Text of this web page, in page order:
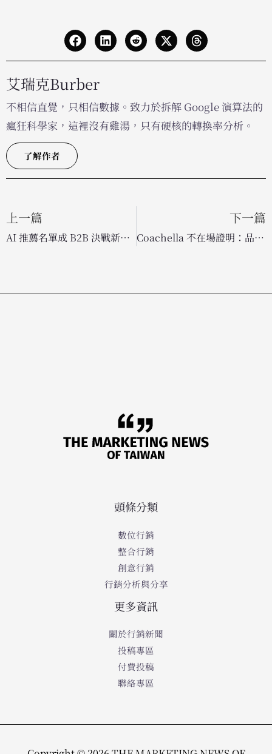
艾瑞克Burber
不相信直覺，只相信數據。致力於拆解 Google 演算法的
瘋狂科學家，這裡沒有雞湯，只有硬核的轉換率分析。
了解作者
上一篇
AI 推薦名單成 B2B 決戰新戰場：G2 研究揭示採購行為巨變
下一篇
Coachella 不在場證明：品牌為何紛紛轉向「場外活動」改寫音樂祭行銷版圖？
頭條分類
數位行銷
整合行銷
創意行銷
行銷分析與分享
更多資訊
關於行銷新聞
投稿專區
付費投稿
聯絡專區